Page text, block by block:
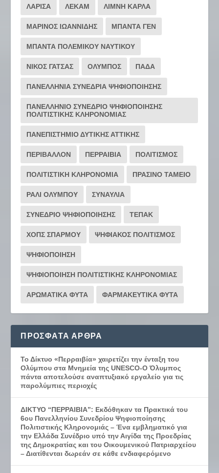
ΛΑΡΙΣΑ ΛΕΚΑΜ ΛΙΜΝΗ ΚΑΡΛΑ
ΜΑΡΙΝΟΣ ΙΩΑΝΝΙΔΗΣ ΜΠΑΝΤΑ ΓΕΝ
ΜΠΑΝΤΑ ΠΟΛΕΜΙΚΟΥ ΝΑΥΤΙΚΟΥ
ΝΙΚΟΣ ΓΑΤΣΑΣ ΟΛΥΜΠΟΣ ΠΑΔΑ
ΠΑΝΕΛΛΗΝΙΑ ΣΥΝΕΔΡΙΑ ΨΗΦΙΟΠΟΙΗΣΗΣ
ΠΑΝΕΛΛΗΝΙΟ ΣΥΝΕΔΡΙΟ ΨΗΦΙΟΠΟΙΗΣΗΣ
ΠΟΛΙΤΙΣΤΙΚΗΣ ΚΛΗΡΟΝΟΜΙΑΣ
ΠΑΝΕΠΙΣΤΗΜΙΟ ΔΥΤΙΚΗΣ ΑΤΤΙΚΗΣ
ΠΕΡΙΒΑΛΛΟΝ ΠΕΡΡΑΙΒΙΑ ΠΟΛΙΤΙΣΜΟΣ
ΠΟΛΙΤΙΣΤΙΚΗ ΚΛΗΡΟΝΟΜΙΑ ΠΡΑΣΙΝΟ ΤΑΜΕΙΟ
ΡΆΛΙ ΟΛΎΜΠΟΥ ΣΥΝΑΥΛΙΑ
ΣΥΝΕΔΡΙΟ ΨΗΦΙΟΠΟΙΗΣΗΣ ΤΕΠΑΚ
ΧΟΠΣ ΣΠΑΡΜΟΥ ΨΗΦΙΑΚΟΣ ΠΟΛΙΤΙΣΜΟΣ
ΨΗΦΙΟΠΟΙΗΣΗ
ΨΗΦΙΟΠΟΙΗΣΗ ΠΟΛΙΤΙΣΤΙΚΗΣ ΚΛΗΡΟΝΟΜΙΑΣ
ΑΡΩΜΑΤΙΚΑ ΦΥΤΑ ΦΑΡΜΑΚΕΥΤΙΚΑ ΦΥΤΑ
ΠΡΌΣΦΑΤΑ ΆΡΘΡΑ
Το Δίκτυο «Περραιβία» χαιρετίζει την ένταξη του
Ολύμπου στα Μνημεία της UNESCO-Ο Όλυμπος
πάντα αποτελούσε αναπτυξιακό εργαλείο για τις
παρολύμπιες περιοχές
ΔΙΚΤΥΟ “ΠΕΡΡΑΙΒΙΑ”: Εκδόθηκαν τα Πρακτικά του
6ου Πανελληνίου Συνεδρίου Ψηφιοποίησης
Πολιτιστικής Κληρονομιάς – Ένα εμβληματικό για
την Ελλάδα Συνέδριο υπό την Αιγίδα της Προεδρίας
της Δημοκρατίας και του Οικουμενικού Πατριαρχείου
– Διατίθενται δωρεάν σε κάθε ενδιαφερόμενο